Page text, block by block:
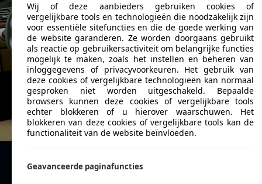
Wij of deze aanbieders gebruiken cookies of
vergelijkbare tools en technologieën die noodzakelijk zijn
voor essentiële sitefuncties en die de goede werking van
de website garanderen. Ze worden doorgaans gebruikt
als reactie op gebruikersactiviteit om belangrijke functies
mogelijk te maken, zoals het instellen en beheren van
inloggegevens of privacyvoorkeuren. Het gebruik van
deze cookies of vergelijkbare technologieën kan normaal
gesproken niet worden uitgeschakeld. Bepaalde
browsers kunnen deze cookies of vergelijkbare tools
echter blokkeren of u hierover waarschuwen. Het
blokkeren van deze cookies of vergelijkbare tools kan de
functionaliteit van de website beïnvloeden.
Geavanceerde paginafuncties